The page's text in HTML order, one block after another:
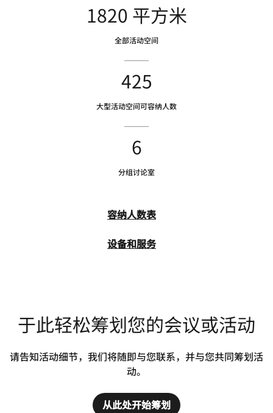
1820 平方米
全部活动空间
425
大型活动空间可容纳人数
6
分组讨论室
容纳人数表
设备和服务
于此轻松筹划您的会议或活动
请告知活动细节，我们将随即与您联系，并与您共同筹划活
动。
从此处开始筹划